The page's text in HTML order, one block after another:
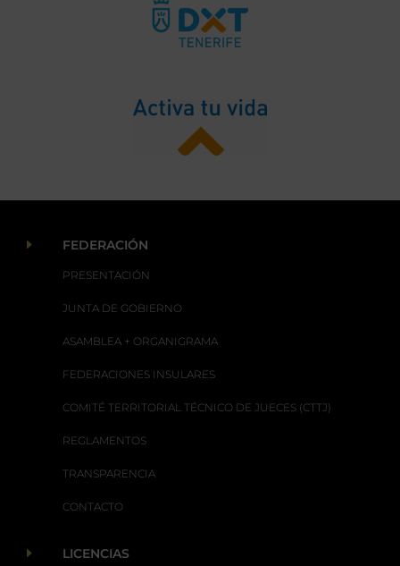
E FEDERACIÓN
PRESENTACIÓN
JUNTA DE GOBIERNO
ASAMBLEA + ORGANIGRAMA
FEDERACIONES INSULARES
COMITÉ TERRITORIAL TÉCNICO DE JUECES (CTTJ)
REGLAMENTOS
TRANSPARENCIA
CONTACTO
E LICENCIAS